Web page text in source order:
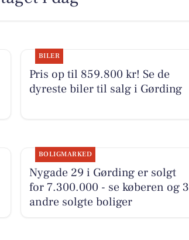
BILER
Pris op til 859.800 kr! Se de
dyreste biler til salg i Gørding
BOLIGMARKED
Nygade 29 i Gørding er solgt
for 7.300.000 - se køberen og 3
andre solgte boliger